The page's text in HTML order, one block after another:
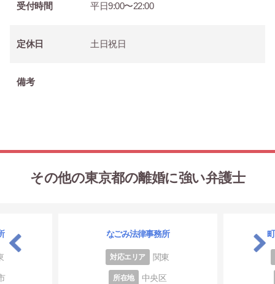
受付時間 平日9:00〜22:00
定休日 土日祝日
備考
その他の東京都の離婚に強い弁護士
なごみ法律事務所
対応エリア 関東
所在地 中央区